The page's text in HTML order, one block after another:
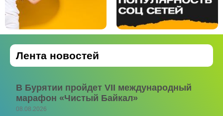
Лента новостей
В Бурятии пройдет VII международный
марафон «Чистый Байкал»
08.08.2026